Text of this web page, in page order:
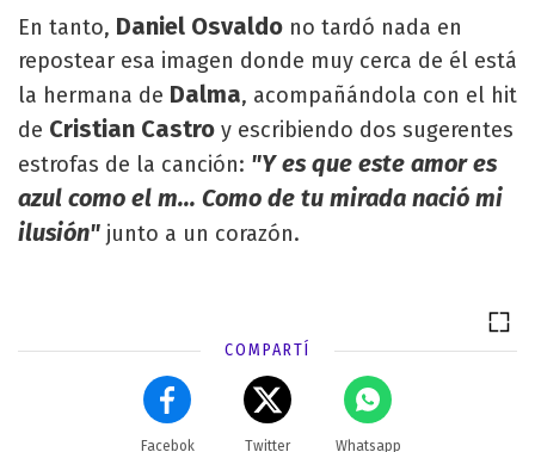
En tanto, Daniel Osvaldo no tardó nada en
repostear esa imagen donde muy cerca de él está
la hermana de Dalma, acompañándola con el hit
de Cristian Castro y escribiendo dos sugerentes
estrofas de la canción: "Y es que este amor es
azul como el m... Como de tu mirada nació mi
ilusión" junto a un corazón.
COMPARTÍ
Facebok Twitter Whatsapp